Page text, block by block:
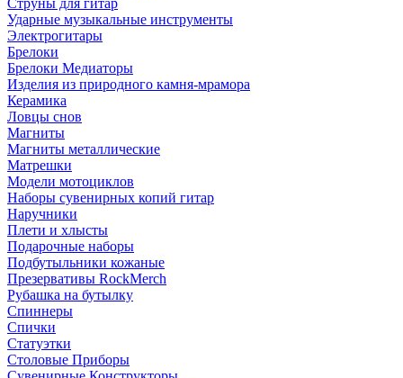
Струны для гитар
Ударные музыкальные инструменты
Электрогитары
Брелоки
Брелоки Медиаторы
Изделия из природного камня-мрамора
Керамика
Ловцы снов
Магниты
Магниты металлические
Матрешки
Модели мотоциклов
Наборы сувенирных копий гитар
Наручники
Плети и хлысты
Подарочные наборы
Подбутыльники кожаные
Презервативы RockMerch
Рубашка на бутылку
Спиннеры
Спички
Статуэтки
Столовые Приборы